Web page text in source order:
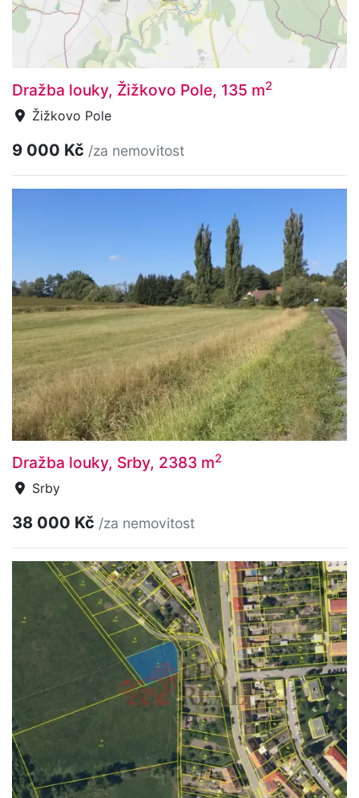
Dražba louky, Žižkovo Pole, 135 m2
Žižkovo Pole
9 000 Kč /za nemovitost
Dražba louky, Srby, 2383 m2
Srby
38 000 Kč /za nemovitost